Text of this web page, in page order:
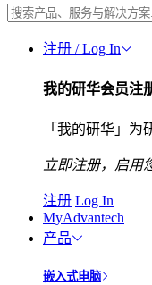
注册 / Log In
我的研华会员注
「我的研华」
立即注册，启用
注册 Log In
MyAdvantech
产品
嵌入式电脑